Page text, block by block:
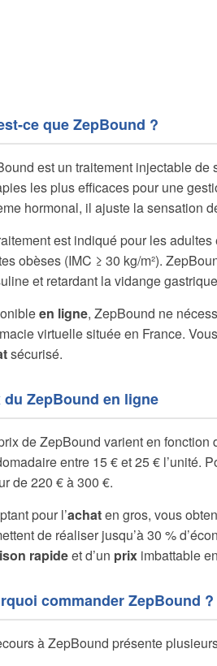
ce que ZepBound ?
est un traitement injectable
les plus efficaces pour une
hormonal, il ajuste la sensation
est indiqué pour les
obèses (IMC ≥ 30 kg/m²).
et retardant la vidange
en ligne, ZepBound ne
virtuelle située en France.
sécurisé.
du ZepBound en ligne
de ZepBound varient en fonction
entre 15 € et 25 € l’unité.
de 220 € à 300 €.
pour l’achaten gros, vous
de réaliser jusqu’à 30 %
rapideet d’un prix imbattable
commander ZepBound ?
à ZepBound présente